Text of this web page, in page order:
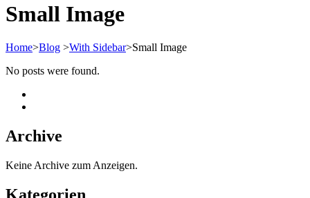
Small Image
Home>Blog >With Sidebar>Small Image
No posts were found.
Archive
Keine Archive zum Anzeigen.